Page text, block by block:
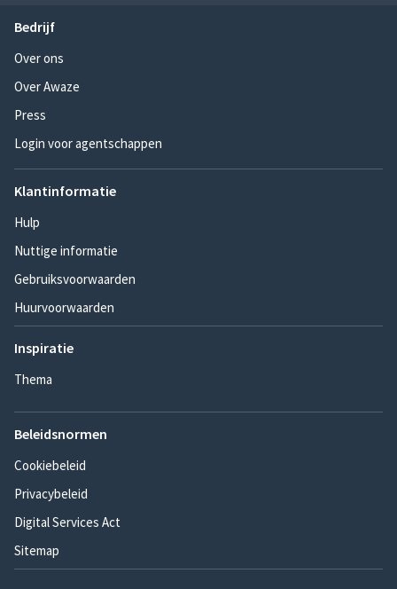
Bedrijf
Over ons
Over Awaze
Press
Login voor agentschappen
Klantinformatie
Hulp
Nuttige informatie
Gebruiksvoorwaarden
Huurvoorwaarden
Inspiratie
Thema
Beleidsnormen
Cookiebeleid
Privacybeleid
Digital Services Act
Sitemap